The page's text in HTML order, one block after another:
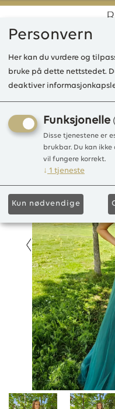
KBJippi
Tulle
Personvern
Her kan du vurdere og
bruke på dette nettstedet.
deaktiver
Funksjonelle
Disse tjenestene er
brukbar. Du kan
vil fungere korrekt.
↓ 1 tjeneste
Kun nødvendige